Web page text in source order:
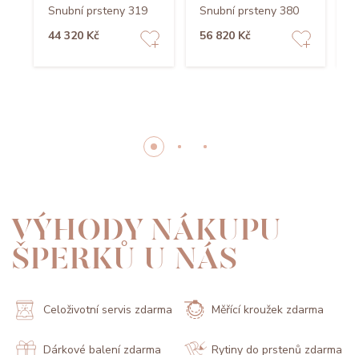
Snubní prsteny 319
44 320 Kč
Snubní prsteny 380
56 820 Kč
VÝHODY NÁKUPU
ŠPERKŮ U NÁS
Celoživotní servis zdarma Měřící kroužek zdarma
Dárkové balení zdarma Rytiny do prstenů zdarma